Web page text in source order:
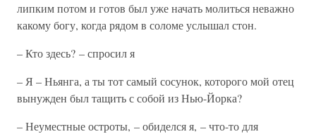
липким потом и готов был уже начать молиться неважно
какому богу, когда рядом в соломе услышал стон.
– Кто здесь? – спросил я
– Я – Ньянга, а ты тот самый сосунок, которого мой отец
вынужден был тащить с собой из Нью-Йорка?
– Неуместные остроты, – обиделся я, – что-то для